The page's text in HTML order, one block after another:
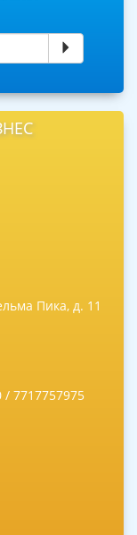
Пика, д. 11
/ 7717757975